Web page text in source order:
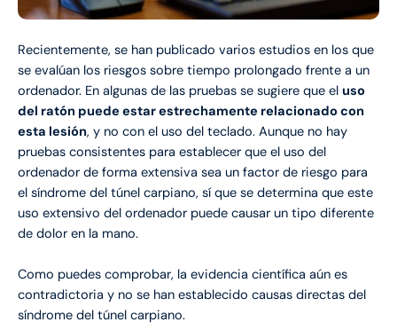
Recientemente, se han publicado varios estudios en los que
se evalúan los riesgos sobre tiempo prolongado frente a un
ordenador. En algunas de las pruebas se sugiere que el uso
del ratón puede estar estrechamente relacionado con
esta lesión, y no con el uso del teclado. Aunque no hay
pruebas consistentes para establecer que el uso del
ordenador de forma extensiva sea un factor de riesgo para
el síndrome del túnel carpiano, sí que se determina que este
uso extensivo del ordenador puede causar un tipo diferente
de dolor en la mano.
Como puedes comprobar, la evidencia científica aún es
contradictoria y no se han establecido causas directas del
síndrome del túnel carpiano.